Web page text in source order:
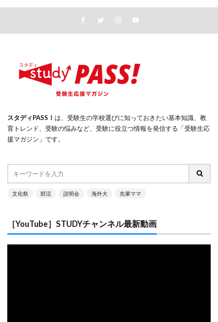
スタディPASS！ は、受験生の学校選びに知っておきたい基本知識、教
育トレンド、受験の悩みなど、受験に役立つ情報を発信する「受験生応
援マガジン」です。
文化祭 部活 説明会 海外大 先輩ママ
［YouTube］STUDYチャンネル最新動画